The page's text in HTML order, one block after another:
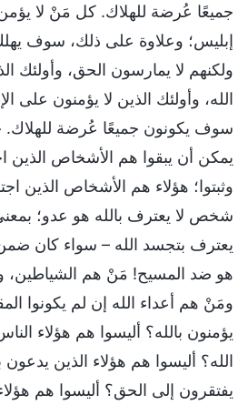
جميعًا عُرضة للهلاك. كل مَنْ لا
إبليس؛ وعلاوة على ذلك، سوف
ولكنهم لا يمارسون الحق، وأولئك
الله، وأولئك الذين لا يؤمنون على
سوف يكونون جميعًا عُرضة للهلاك.
يمكن أن يبقوا هم الأشخاص الذين
وثبتوا؛ هؤلاء هم الأشخاص الذين
شخص لا يعترف بالله هو عدو؛
يعترف بتجسد الله – سواء كان ضمن
هو ضد المسيح! مَنْ هم الشياطين،
ومَنْ هم أعداء الله إن لم يكونوا
يؤمنون بالله؟ أليسوا هم هؤلاء
الله؟ أليسوا هم هؤلاء الذين يدعون
يفتقرون إلى الحق؟ أليسوا هم